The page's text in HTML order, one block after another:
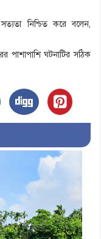
নিশ্চিত করে বলেন,
পাশাপাশি ঘটনাটির সঠিক